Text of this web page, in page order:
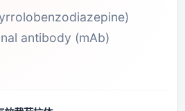
antibody (mAb)